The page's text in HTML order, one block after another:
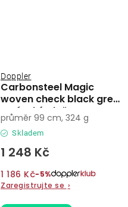
Carbonsteel Magic
woven check black grey
- pánský plně
automatický deštník
Doppler
Skladem
1 248 Kč
1 186 Kč−5%
Zaregistrujte se ›
průměr 99 cm, 324 g